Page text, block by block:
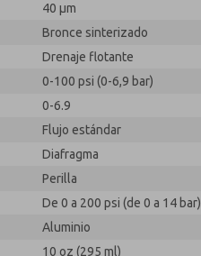
40 µm
Bronce sinterizado
Drenaje flotante
0-100 psi (0-6,9 bar)
0-6.9
Flujo estándar
Diafragma
Perilla
De 0 a 200 psi (de 0 a 14 bar)
Aluminio
10 oz (295 ml)